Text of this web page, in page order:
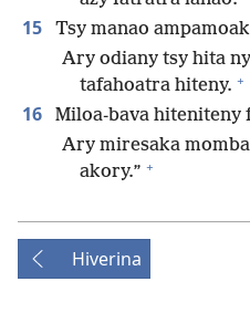
15 Tsy manao
Ary odiany tsy hita
tafahoatra hiteny. +
16
Miloa-bava hiteniteny
Ary miresaka
akory.” +
Hiverina